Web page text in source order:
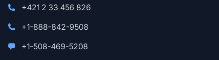
+421 2 33 456 826
+1-888-842-9508
+1-508-469-5208